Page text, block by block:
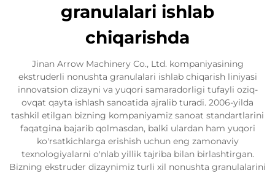
granulalari ishlab
chiqarishda
Jinan Arrow Machinery Co., Ltd. kompaniyasining
ekstruderli nonushta granulalari ishlab chiqarish liniyasi
innovatsion dizayni va yuqori samaradorligi tufayli oziq-
ovqat qayta ishlash sanoatida ajralib turadi. 2006-yilda
tashkil etilgan bizning kompaniyamiz sanoat standartlarini
faqatgina bajarib qolmasdan, balki ulardan ham yuqori
ko'rsatkichlarga erishish uchun eng zamonaviy
texnologiyalarni o'nlab yillik tajriba bilan birlashtirgan.
Bizning ekstruder dizaynimiz turli xil nonushta granulalarini